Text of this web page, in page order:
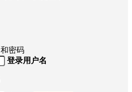
和密码
登录用户名